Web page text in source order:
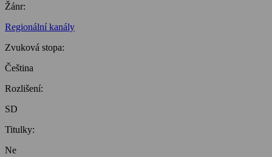
Žánr:
Regionální kanály
Zvuková stopa:
Čeština
Rozlišení:
SD
Titulky:
Ne